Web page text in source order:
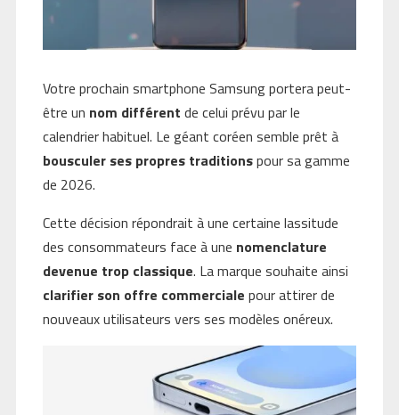
Votre prochain smartphone Samsung portera peut-
être un nom différent de celui prévu par le
calendrier habituel. Le géant coréen semble prêt à
bousculer ses propres traditionspour sa gamme
de 2026.
Cette décision répondrait à une certaine lassitude
des consommateurs face à une nomenclature
devenue trop classique. La marque souhaite ainsi
clarifier son offre commerciale pour attirer de
nouveaux utilisateurs vers ses modèles onéreux.